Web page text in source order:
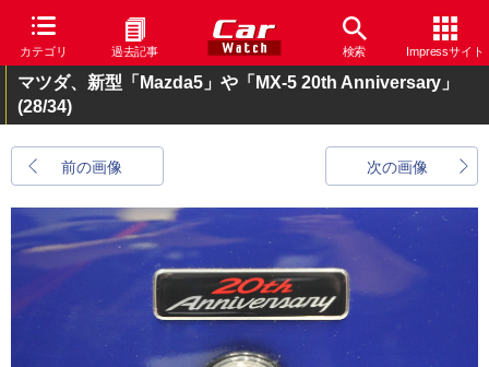
カテゴリ 過去記事 検索 Impressサイト
マツダ、新型「Mazda5」や「MX-5 20th Anniversary」
(28/34)
前の画像 次の画像